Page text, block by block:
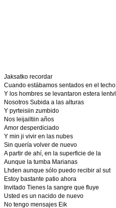
Jaksatko recordar
Cuando estábamos sentados en el techo
Y los hombres se levantaron estera lentvll
Nosotros Subida a las alturas
Y pyrteisiin zumbido
Nos leijailtiin años
Amor desperdiciado
Y min ji vivir en las nubes
Sin quería volver de nuevo
A partir de ahí, en la superficie de la
Aunque la tumba Marianas
Lhden aunque sólo puedo recibir al sut
Estoy bastante patio ahora
Invitado Tienes la sangre que fluye
Usted es un nacido de nuevo
No tengo mensajes Eik